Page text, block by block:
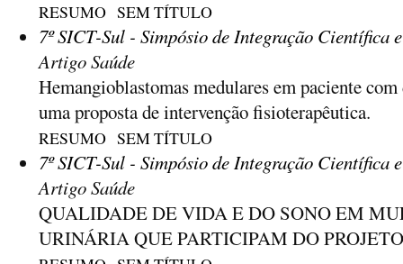
RESUMO SEM TÍTULO
7º SICT-Sul - Simpósio de Integração Científica
Artigo Saúde
Hemangioblastomas medulares em paciente
uma proposta de intervenção fisioterapêutica.
RESUMO SEM TÍTULO
7º SICT-Sul - Simpósio de Integração Científica
Artigo Saúde
QUALIDADE DE VIDA E DO SONO EM
URINÁRIA QUE PARTICIPAM DO